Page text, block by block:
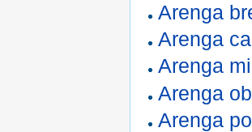
Arenga
Arenga
Arenga
Arenga
Arenga